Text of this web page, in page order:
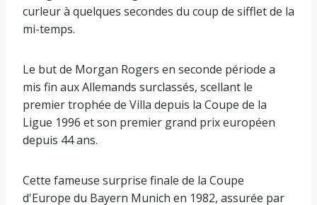
a
i
2
6
curleur à quelques secondes du coup de sifflet de la
mi-temps.
Le but de Morgan Rogers en seconde période a
mis fin aux Allemands surclassés, scellant le
premier trophée de Villa depuis la Coupe de la
Ligue 1996 et son premier grand prix européen
depuis 44 ans.
Cette fameuse surprise finale de la Coupe
d'Europe du Bayern Munich en 1982, assurée par